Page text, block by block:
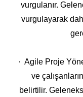
vurgulanır.
vurgulayarak
· Agile Proje
ve
belirtilir.